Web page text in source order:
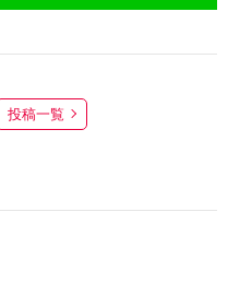
投稿一覧